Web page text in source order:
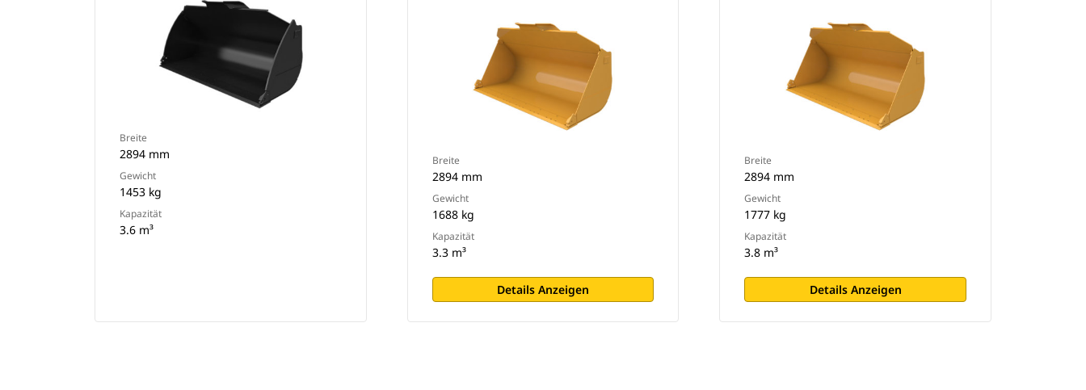
Breite
2894 mm
Gewicht
1453 kg
Kapazität
3.6 m³
Breite
2894 mm
Gewicht
1688 kg
Kapazität
3.3 m³
Details Anzeigen
Breite
2894 mm
Gewicht
1777 kg
Kapazität
3.8 m³
Details Anzeigen